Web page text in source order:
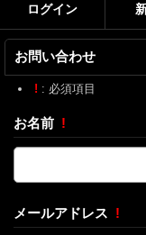
ログイン
お問い合わせ
! : 必須項目
お名前 !
メールアドレス !